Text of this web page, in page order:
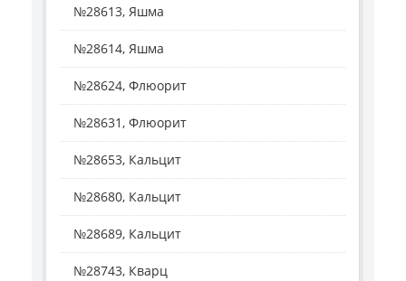
№28613, Яшма
№28614, Яшма
№28624, Флюорит
№28631, Флюорит
№28653, Кальцит
№28680, Кальцит
№28689, Кальцит
№28743, Кварц